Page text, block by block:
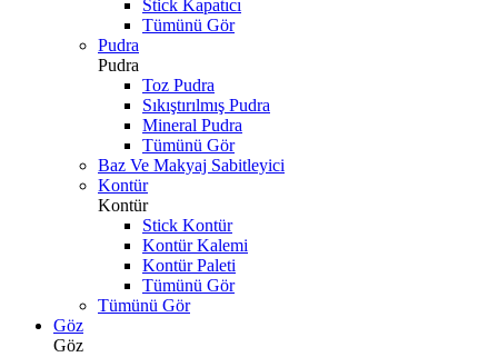
Stick Kapatıcı
Tümünü Gör
Pudra
Pudra
Toz Pudra
Sıkıştırılmış Pudra
Mineral Pudra
Tümünü Gör
Baz Ve Makyaj Sabitleyici
Kontür
Kontür
Stick Kontür
Kontür Kalemi
Kontür Paleti
Tümünü Gör
Tümünü Gör
Göz
Göz